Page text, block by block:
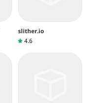
slither.io
4.6